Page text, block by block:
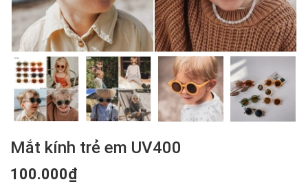
Mắt kính trẻ em UV400
100.000₫